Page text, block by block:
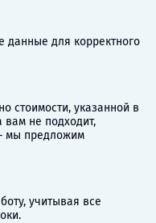
данные для корректного
стоимости, указанной в
вам не подходит,
мы предложим
учитывая все